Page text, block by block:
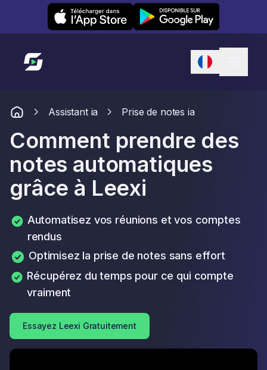
Leexi on iOS Leexi on Android
Lien vers l'accueil
Assistant ia Prise de notes ia
Comment prendre des
notes automatiques
grâce à Leexi
Automatisez vos réunions et vos comptes
rendus
Optimisez la prise de notes sans effort
Récupérez du temps pour ce qui compte
vraiment
Essayez Leexi Gratuitement